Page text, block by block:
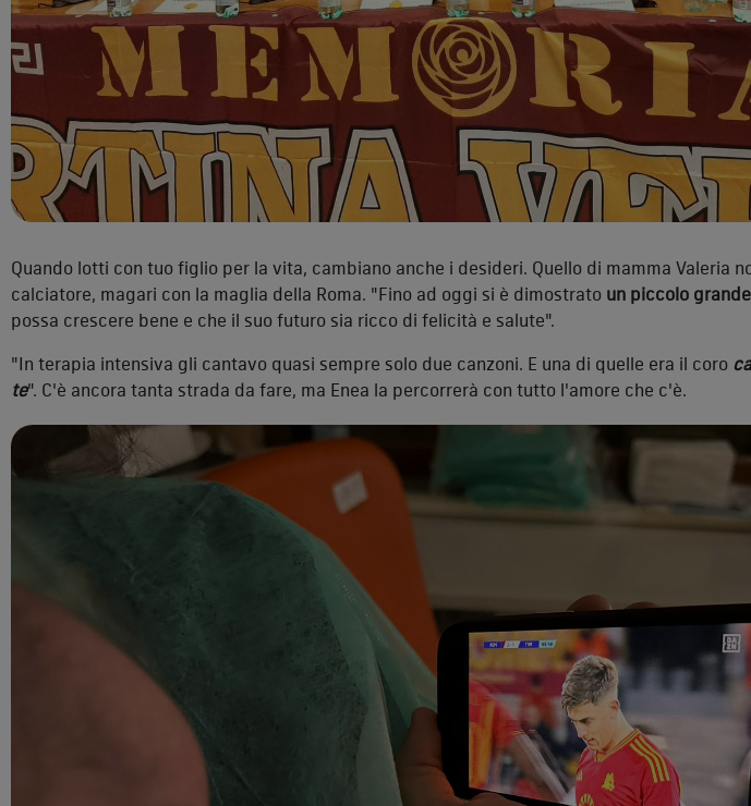
Quando lotti con tuo figlio per la vita, cambiano anche i desideri. Quello di mamma Valeria
calciatore, magari con la maglia della Roma. "Fino ad oggi si è dimostrato un piccolo
possa crescere bene e che il suo futuro sia ricco di felicità e salute".
"In terapia intensiva gli cantavo quasi sempre solo due canzoni. E una di quelle era il coro
te". C'è ancora tanta strada da fare, ma Enea la percorrerà con tutto l'amore che c'è.